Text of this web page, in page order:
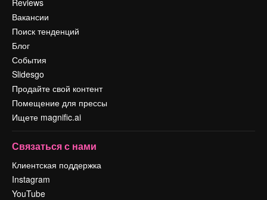
Вакансии
Поиск тенденций
Блог
События
Slidesgo
Продайте свой контент
Помещение для прессы
Ищете magnific.ai
Связаться с нами
Клиентская поддержка
Instagram
YouTube